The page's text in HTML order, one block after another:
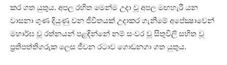
කර ගත යුතුය. අපල රහිත මෙන්ම උදා වූ අපල මඟහැරී යන
වාසනා ගුණ දියුණු වන ජීවිතයක්‌ උදාකර ගැනීමේ අපේක්‍ෂාවෙන්
මහාර්ඝ වූ රත්නයන් පළඳින්නේ නම් සංවර වූ සිතුවිලි සහිත වූ
ප්‍රතිපත්තිගරුක ලෙස ජීවන රටාව ගොඩනගා ගත යුතුය.